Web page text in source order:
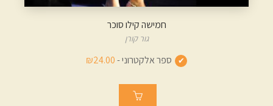
חמישה קילו סוכר
גור קורן
ספר אלקטרוני -₪24.00